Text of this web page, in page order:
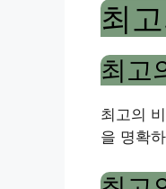
최
최고
최고의
을 명확